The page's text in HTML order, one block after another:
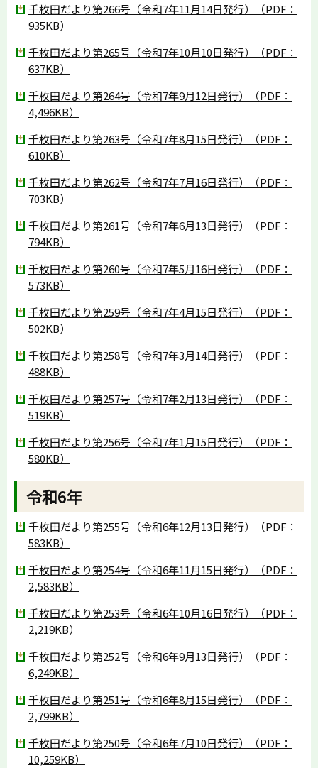
千枚田だより第266号（令和7年11月14日発行）（PDF：
935KB）
千枚田だより第265号（令和7年10月10日発行）（PDF：
637KB）
千枚田だより第264号（令和7年9月12日発行）（PDF：
4,496KB）
千枚田だより第263号（令和7年8月15日発行）（PDF：
610KB）
千枚田だより第262号（令和7年7月16日発行）（PDF：
703KB）
千枚田だより第261号（令和7年6月13日発行）（PDF：
794KB）
千枚田だより第260号（令和7年5月16日発行）（PDF：
573KB）
千枚田だより第259号（令和7年4月15日発行）（PDF：
502KB）
千枚田だより第258号（令和7年3月14日発行）（PDF：
488KB）
千枚田だより第257号（令和7年2月13日発行）（PDF：
519KB）
千枚田だより第256号（令和7年1月15日発行）（PDF：
580KB）
令和6年
千枚田だより第255号（令和6年12月13日発行）（PDF：
583KB）
千枚田だより第254号（令和6年11月15日発行）（PDF：
2,583KB）
千枚田だより第253号（令和6年10月16日発行）（PDF：
2,219KB）
千枚田だより第252号（令和6年9月13日発行）（PDF：
6,249KB）
千枚田だより第251号（令和6年8月15日発行）（PDF：
2,799KB）
千枚田だより第250号（令和6年7月10日発行）（PDF：
10,259KB）